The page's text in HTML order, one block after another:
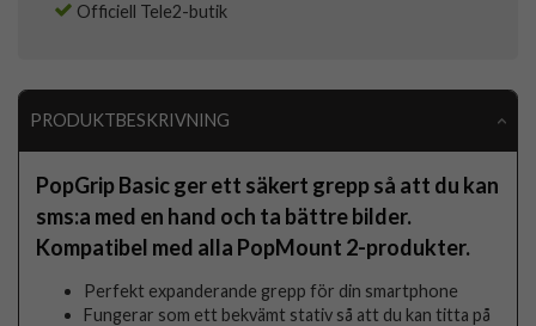
Officiell Tele2-butik
PRODUKTBESKRIVNING
PopGrip Basic ger ett säkert grepp så att du kan
sms:a med en hand och ta bättre bilder.
Kompatibel med alla PopMount 2-produkter.
Perfekt expanderande grepp för din smartphone
Fungerar som ett bekvämt stativ så att du kan titta på